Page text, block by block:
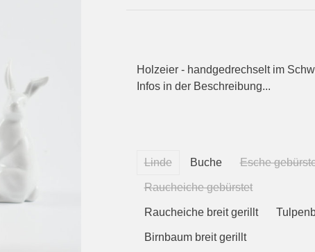
Holzeier - handgedrechselt im
Infos in der Beschreibung...
Linde Buche Esche
Raucheiche gebürstet
Raucheiche breit gerillt
Birnbaum breit gerillt